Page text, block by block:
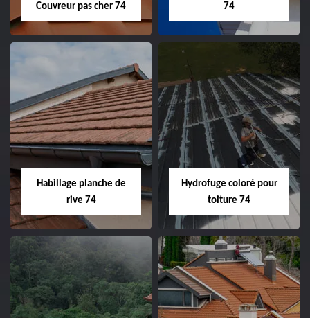
Couvreur pas cher 74
74
Habillage planche de
rive 74
Hydrofuge coloré pour
toiture 74